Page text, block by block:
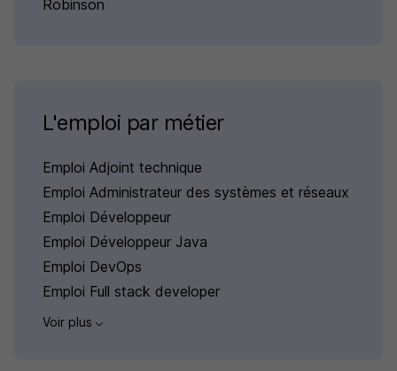
Robinson
L'emploi par métier
Emploi Adjoint technique
Emploi Administrateur des systèmes et réseaux
Emploi Développeur
Emploi Développeur Java
Emploi DevOps
Emploi Full stack developer
Voir plus